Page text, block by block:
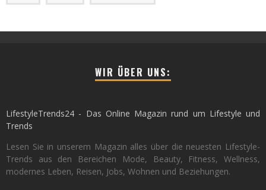
WIR ÜBER UNS:
LifestyleTrends24 - Das Online Magazin rund um Lifestyle und
Trends
Lesen Sie in unserem Magazin alles über die neuesten Lifestyle-
Trends aus den Bereichen Mode, Beauty, Fitness, Wellness,
modernes Leben, Reisen, Jobs, Wohnen und Beziehungen.